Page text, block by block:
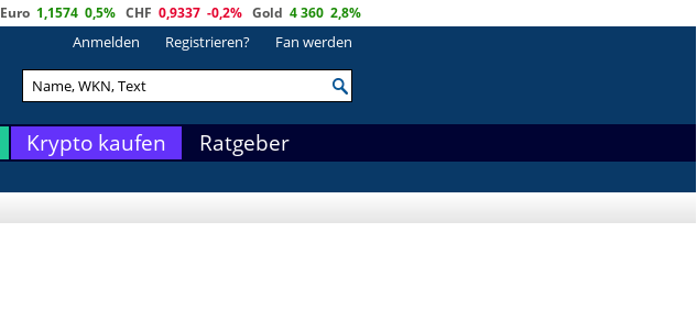
Euro 1,1574 0,5% CHF 0,9337 -0,2% Gold 4 360 2,8%
Anmelden Registrieren? Fan werden
Krypto kaufen Ratgeber